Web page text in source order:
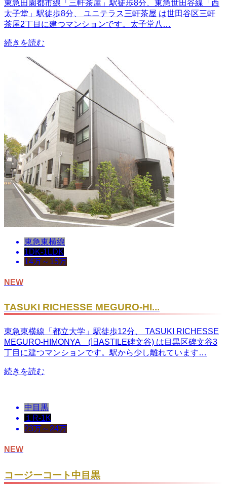
東急田園都市線「三軒茶屋」駅徒歩8分、東急世田谷線「西
太子堂」駅徒歩8分、 ユニテラス三軒茶屋 は世田谷区三軒
茶屋2丁目に建つマンションです。太子堂八…
続きを読む
東急東横線
1DK-1LDK
14万～15万
NEW
TASUKI RICHESSE MEGURO-HI...
東急東横線「都立大学」駅徒歩12分、 TASUKI RICHESSE
MEGURO-HIMONYA (旧ASTILE碑文谷) は目黒区碑文谷3
丁目に建つマンションです。駅から少し離れています…
続きを読む
中目黒
１R-1K
23万～24万
NEW
コージーコート中目黒